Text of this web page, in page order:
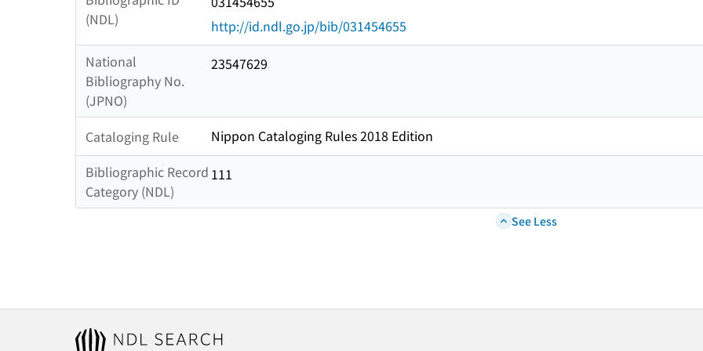
(NDL)
http://id.ndl.go.jp/bib/031454655
National
Bibliography No.
(JPNO)
23547629
Cataloging Rule
Nippon Cataloging Rules 2018 Edition
Bibliographic Record
Category (NDL)
111
See Less